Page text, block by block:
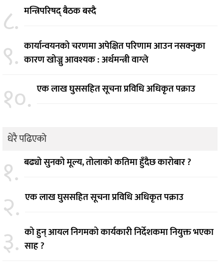
८. मन्त्रिपरिषद् बैठक बस्दै
९. कार्यान्वयनको चरणमा अपेक्षित परिणाम आउन नसक्नुका
कारण खोज्नु आवश्यक : अर्थमन्त्री वाग्ले
१०. एक लाख घुससहित सूचना प्रविधि अधिकृत पक्राउ
धेरै पढिएको
१. बढ्यो सुनको मूल्य, तोलाको कतिमा हुँदैछ कारोबार ?
२. एक लाख घुससहित सूचना प्रविधि अधिकृत पक्राउ
३. को हुन् आयल निगमको कार्यकारी निर्देशकमा नियुक्त भएका
साह ?